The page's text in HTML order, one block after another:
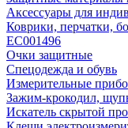
Аксессуары для
Коврики, перчатки,
EC001496
Очки защитные
Спецодежда и обувь
Измерительные
Зажим-крокодил,
Искатель скрытой